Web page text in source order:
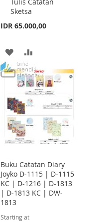
Sketsa
IDR 65.000,00
ADD
TO
WISH
LIST
TO
COMPARE
Buku Catatan Diary
Joyko D-1115 | D-1115
KC | D-1216 | D-1813
| D-1813 KC | DW-
1813
Starting at